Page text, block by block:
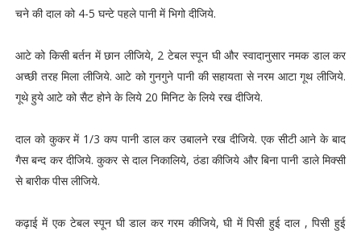
चने की दाल को 4-5 घन्टे पहले पानी में भिगो दीजिये.
आटे को किसी बर्तन में छान लीजिये, 2 टेबल स्पून घी और स्वादानुसार नमक डाल कर
अच्छी तरह मिला लीजिये. आटे को गुनगुने पानी की सहायता से नरम आटा गूथ लीजिये.
गूथे हुये आटे को सैट होने के लिये 20 मिनिट के लिये रख दीजिये.
दाल को कुकर में 1/3 कप पानी डाल कर उबालने रख दीजिये. एक सीटी आने के बाद
गैस बन्द कर दीजिये. कुकर से दाल निकालिये, ठंडा कीजिये और बिना पानी डाले मिक्सी
से बारीक पीस लीजिये.
कढ़ाई में एक टेबल स्पून घी डाल कर गरम कीजिये, घी में पिसी हुई दाल , पिसी हुई